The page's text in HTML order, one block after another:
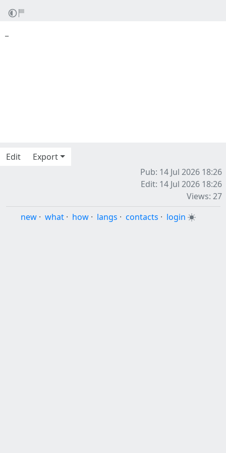
Edit
Export
Pub: 14 Jul 2026 18:26
Edit: 14 Jul 2026 18:26
Views: 27
new · what · how · langs · contacts · login